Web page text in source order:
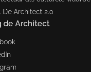
De Architect 2.0
de Architect